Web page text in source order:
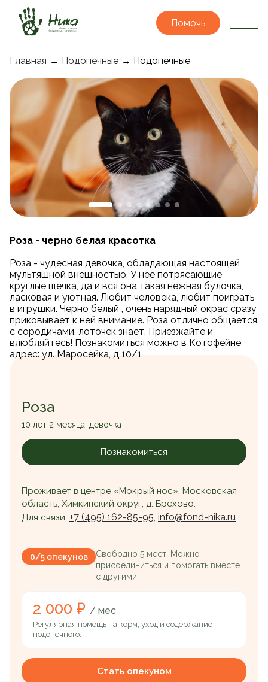
Помочь
Главная → Подопечные → Подопечные
Роза - черно белая красотка
Роза - чудесная девочка, обладающая настоящей
мультяшной внешностью. У нее потрясающие
круглые щечка, да и вся она такая нежная булочка,
ласковая и уютная. Любит человека, любит поиграть
в игрушки. Черно белый , очень нарядный окрас сразу
приковывает к ней внимание. Роза отлично общается
с сородичами, лоточек знает. Приезжайте и
влюбляйтесь! Познакомиться можно в Котофейне
адрес: ул. Маросейка, д 10/1
Роза
10 лет 2 месяца, девочка
Познакомиться
Проживает в центре «Мокрый нос», Московская
область, Химкинский округ, д. Брехово.
Для связи: +7 (495) 162-85-95, info@fond-nika.ru
0/5 опекунов
Свободно 5 мест. Можно
присоединиться и помогать вместе
с другими.
2 000 ₽ / мес
Регулярная помощь на корм, уход и содержание
подопечного.
Стать опекуном